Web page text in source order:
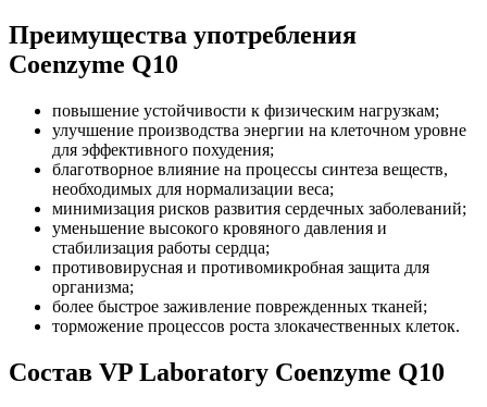
Преимущества употребления
Coenzyme Q10
повышение устойчивости к физическим нагрузкам;
улучшение производства энергии на клеточном уровне
для эффективного похудения;
благотворное влияние на процессы синтеза веществ,
необходимых для нормализации веса;
минимизация рисков развития сердечных заболеваний;
уменьшение высокого кровяного давления и
стабилизация работы сердца;
противовирусная и противомикробная защита для
организма;
более быстрое заживление поврежденных тканей;
торможение процессов роста злокачественных клеток.
Состав VP Laboratory Coenzyme Q10